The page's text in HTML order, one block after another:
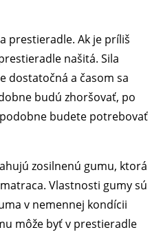
prestieradle. Ak je príliš
našitá. Sila
dostatočná a časom sa
budú zhoršovať, po
budete potrebovať
zosilnenú gumu, ktorá
Vlastnosti gumy sú
v nemennej kondícii
môže byť v prestieradle